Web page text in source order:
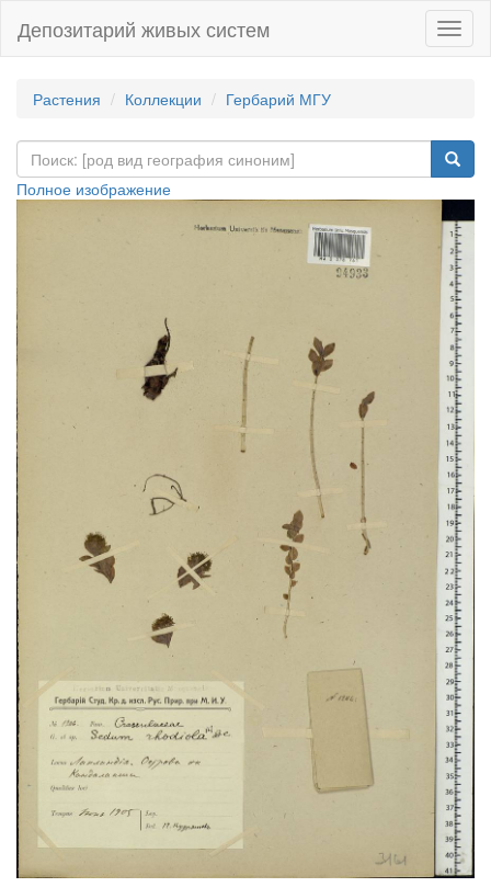
Депозитарий живых систем
Растения Коллекции Гербарий МГУ
Полное изображение